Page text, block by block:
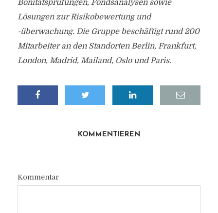
Bonitätsprüfungen, Fondsanalysen sowie
Lösungen zur Risikobewertung und
-überwachung. Die Gruppe beschäftigt rund 200
Mitarbeiter an den Standorten Berlin, Frankfurt,
London, Madrid, Mailand, Oslo und Paris.
KOMMENTIEREN
Kommentar